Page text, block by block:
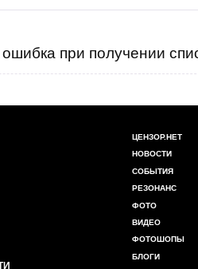
при получении
ЦЕНЗОР.НЕТ
НОВОСТИ
СОБЫТИЯ
РЕЗОНАНС
ФОТО
ВИДЕО
ФОТОШОПЫ
БЛОГИ